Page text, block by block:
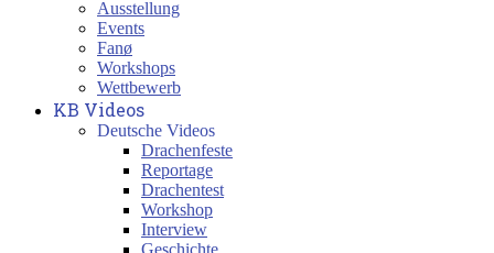
Ausstellung
Events
Fanø
Workshops
Wettbewerb
KB Videos
Deutsche Videos
Drachenfeste
Reportage
Drachentest
Workshop
Interview
Geschichte